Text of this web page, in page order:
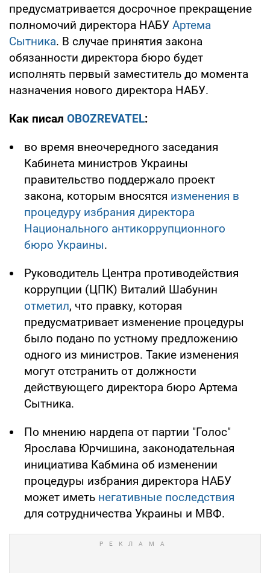
предусматривается досрочное прекращение
полномочий директора НАБУ Артема
Сытника. В случае принятия закона
обязанности директора бюро будет
исполнять первый заместитель до момента
назначения нового директора НАБУ.
Как писал OBOZREVATEL:
во время внеочередного заседания
Кабинета министров Украины
правительство поддержало проект
закона, которым вносятся изменения в
процедуру избрания директора
Национального антикоррупционного
бюро Украины.
Руководитель Центра противодействия
коррупции (ЦПК) Виталий Шабунин
отметил, что правку, которая
предусматривает изменение процедуры
было подано по устному предложению
одного из министров. Такие изменения
могут отстранить от должности
действующего директора бюро Артема
Сытника.
По мнению нардепа от партии "Голос"
Ярослава Юрчишина, законодательная
инициатива Кабмина об изменении
процедуры избрания директора НАБУ
может иметь негативные последствия
для сотрудничества Украины и МВФ.